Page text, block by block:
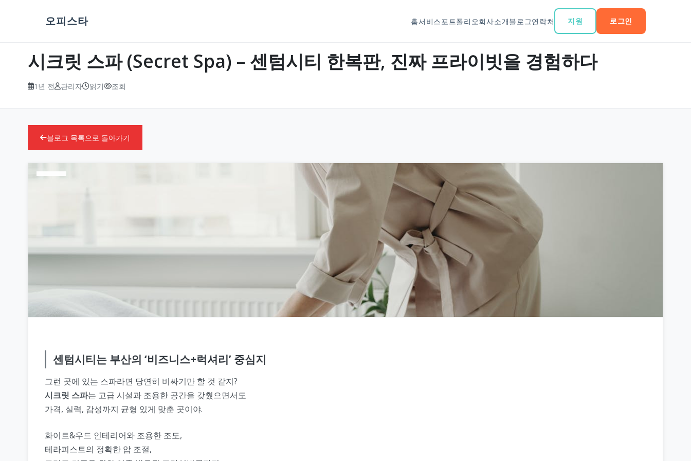
오피스타 홈서비스 포트폴리오회사소개블로그연락처 지원 로그인
시크릿 스파 (Secret Spa) – 센텀시티 한복판, 진짜 프라이빗을 경험하다
1년 전 관리자 읽기 조회
블로그 목록으로 돌아가기
센텀시티는 부산의 ‘비즈니스+럭셔리’ 중심지
그런 곳에 있는 스파라면 당연히 비싸기만 할 것 같지?
시크릿 스파는 고급 시설과 조용한 공간을 갖췄으면서도
가격, 실력, 감성까지 균형 있게 맞춘 곳이야.
화이트&우드 인테리어와 조용한 조도,
테라피스트의 정확한 압 조절,